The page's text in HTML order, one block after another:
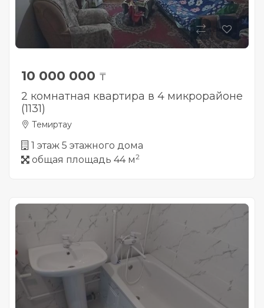
10 000 000 ₸
2 комнатная квартира в 4 микрорайоне
(1131)
Темиртау
1 этаж 5 этажного дома
общая площадь 44 м2